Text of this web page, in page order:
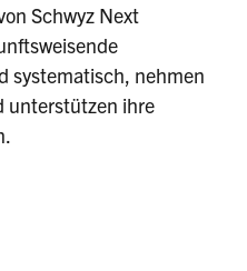
Schwyz Next
systematisch, nehmen
unterstützen ihre